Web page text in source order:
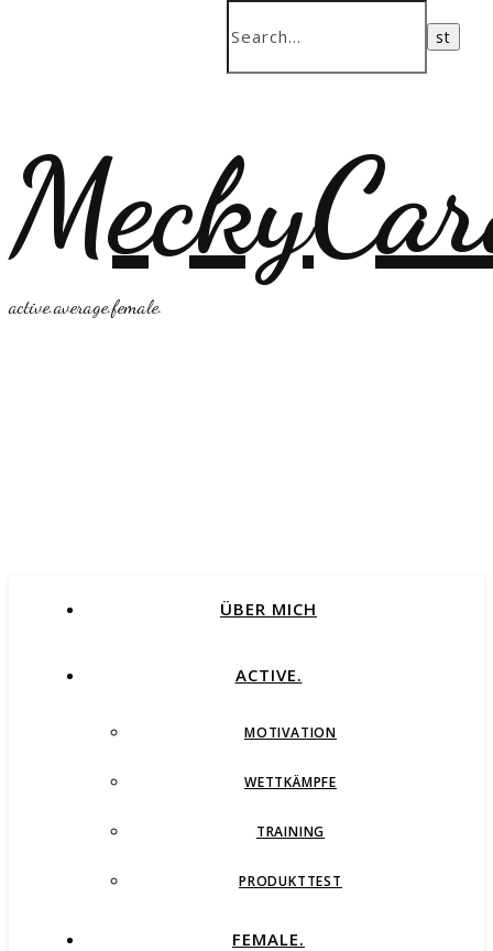
active.average.female.
ÜBER MICH
ACTIVE.
MOTIVATION
WETTKÄMPFE
TRAINING
PRODUKTTEST
FEMALE.